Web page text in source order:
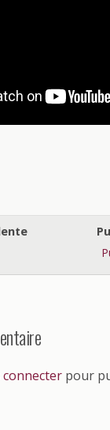
connecter pour